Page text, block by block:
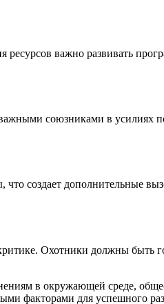
ресурсов важно развивать
союзниками в усилиях
создает дополнительные
Охотники должны быть
в окружающей среде,
факторами для успешного